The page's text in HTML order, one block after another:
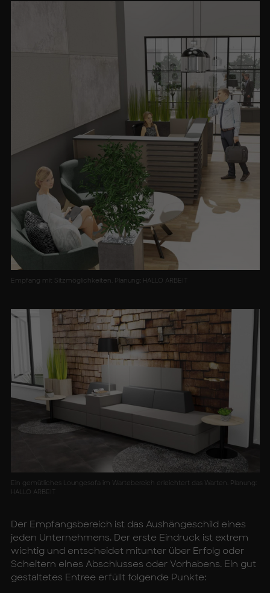
Empfang mit Sitzmöglichkeiten. Planung: HALLO ARBEIT
Ein gemütliches Loungesofa im Wartebereich erleichtert das Warten. Planung:
HALLO ARBEIT
Der Empfangsbereich ist das Aushängeschild eines
jeden Unternehmens. Der erste Eindruck ist extrem
wichtig und entscheidet mitunter über Erfolg oder
Scheitern eines Abschlusses oder Vorhabens. Ein gut
gestaltetes Entree erfüllt folgende Punkte: